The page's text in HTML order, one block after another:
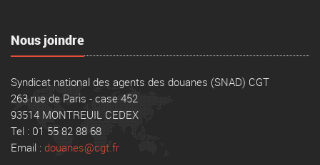
Nous joindre
Syndicat national des agents des douanes (SNAD) CGT
263 rue de Paris - case 452
93514 MONTREUIL CEDEX
Tel : 01 55 82 88 68
Email : douanes@cgt.fr